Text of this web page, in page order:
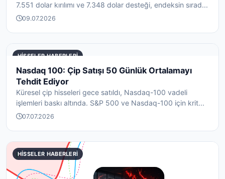
7.551 dolar kırılımı ve 7.348 dolar desteği, endeksin sırad...
09.07.2026
HISSELER HABERLERI
Nasdaq 100: Çip Satışı 50 Günlük Ortalamayı
Tehdit Ediyor
Küresel çip hisseleri gece satıldı, Nasdaq-100 vadeli
işlemleri baskı altında. S&P 500 ve Nasdaq-100 için krit...
07.07.2026
HISSELER HABERLERI